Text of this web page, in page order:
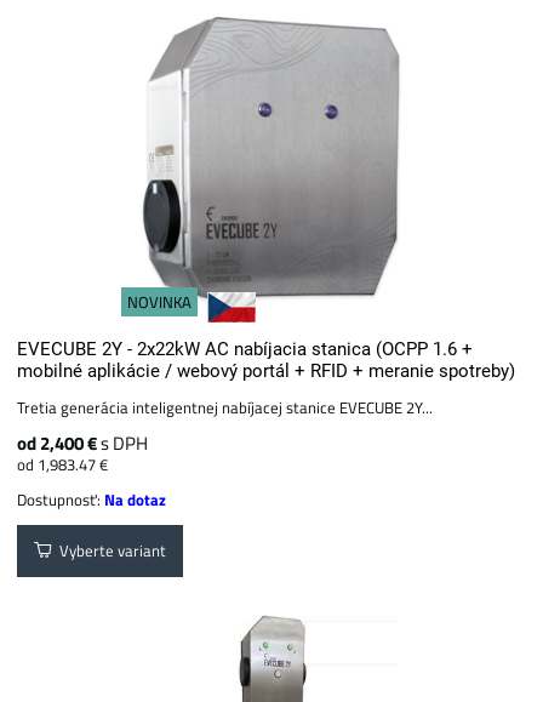
NOVINKA
EVECUBE 2Y - 2x22kW AC nabíjacia stanica (OCPP 1.6 +
mobilné aplikácie / webový portál + ​​RFID + meranie spotreby)
Tretia generácia inteligentnej nabíjacej stanice EVECUBE 2Y...
od 2,400 €s DPH
od 1,983.47 €
Dostupnosť: Na dotaz
Vyberte variant